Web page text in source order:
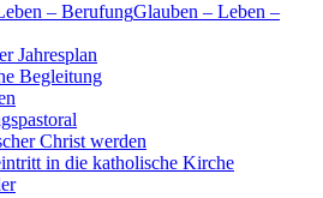
Glauben – Leben –
Jahresplan
Begleitung
Christ werden
in die katholische Kirche